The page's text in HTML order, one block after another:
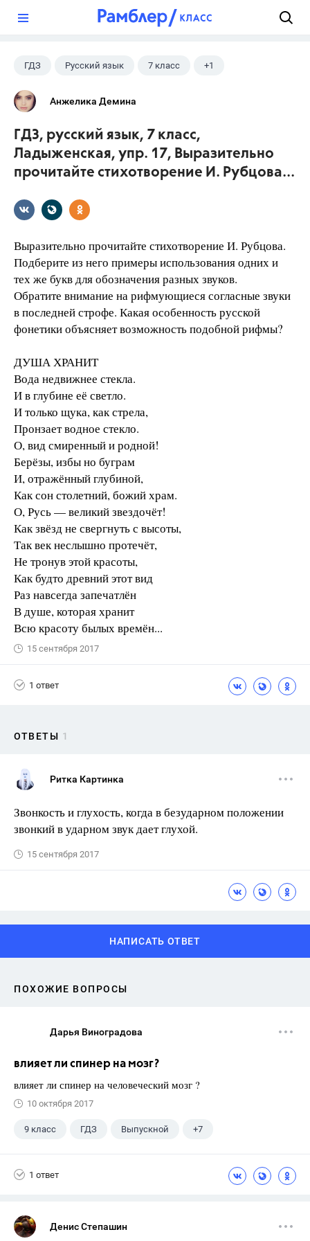
ГДЗ Русский язык 7 класс +1
Ладыженская Т.А.
Анжелика Демина
ГДЗ, русский язык, 7 класс,
Ладыженская, упр. 17, Выразительно
прочитайте стихотворение И. Рубцова...
Выразительно прочитайте стихотворение И. Рубцова.
Подберите из него примеры использования одних и
тех же букв для обозначения разных звуков.
Обратите внимание на рифмующиеся согласные звуки
в последней строфе. Какая особенность русской
фонетики объясняет возможность подобной рифмы?
ДУША ХРАНИТ
Вода недвижнее стекла.
И в глубине её светло.
И только щука, как стрела,
Пронзает водное стекло.
О, вид смиренный и родной!
Берёзы, избы но буграм
И, отражённый глубиной,
Как сон столетний, божий храм.
О, Русь — великий звездочёт!
Как звёзд не свергнуть с высоты,
Так век неслышно протечёт,
Не тронув этой красоты,
Как будто древний этот вид
Раз навсегда запечатлён
В душе, которая хранит
Всю красоту былых времён...
15 сентября 2017
1 ответ
ОТВЕТЫ 1
Ритка Картинка
Звонкость и глухость, когда в безударном положении
звонкий в ударном звук дает глухой.
15 сентября 2017
НАПИСАТЬ ОТВЕТ
ПОХОЖИЕ ВОПРОСЫ
Дарья Виноградова
влияет ли спинер на мозг?
влияет ли спинер на человеческий мозг ?
10 октября 2017
9 класс ГДЗ Выпускной +7
1 ответ
Денис Степашин